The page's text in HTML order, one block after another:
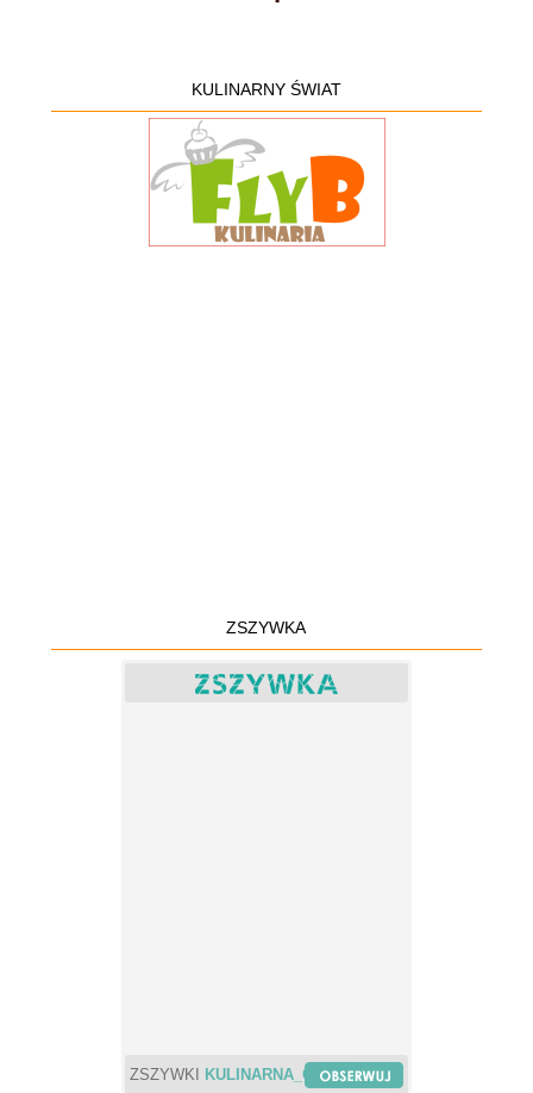
KULINARNY ŚWIAT
ZSZYWKA
ZSZYWKI KULINARNA_CHWILA